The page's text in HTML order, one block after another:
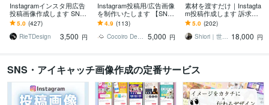
Instagramインスタ用広告
投稿画像作成します SNS
で集客アップ！！商品の
宣伝広告などにも♪
5.0 (427)
RieTDesign
3,500 円
Instagram投稿用/広告画像
を制作いたします 【SNS
画像】1枚だけでも表紙〜
サンクスページ丸々でもO
K♪
4.9 (113)
Cocoiro Design 5,000 円
素材を渡すだけ｜Instagta
m投稿作成します 訴求力
のあるフィード・リール
動画・広告画像作成しま
す
5.0 (202)
Shiori｜世界観クリエイター 18,000 円
SNS・アイキャッチ画像作成の定番サービス